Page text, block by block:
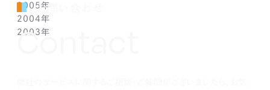
2月(7)
1月(1)
3月(3)
2月(5)
1月(3)
4月(7)
3月(3)
2月(6)
5月(5)
4月(1)
3月(1)
5月(2)
4月(1)
3月(1)
5月(2)
4月(1)
3月(3)
8月(2)
7月(3)
5月(2)
8月(1)
7月(5)
6月(2)
9月(2)
8月(4)
7月(3)
11月(2)
10月(1)
9月(2)
12月(1)
11月(1)
10月(2)
2005年
10月(2)
8月(4)
2004年
12月(4)
2003年
お問い合わせ
Contact